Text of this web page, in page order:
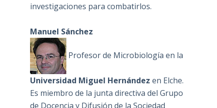
investigaciones para combatirlos.
Manuel Sánchez
Profesor de Microbiología en la
Universidad Miguel Hernández en Elche.
Es miembro de la junta directiva del Grupo
de Docencia y Difusión de la Sociedad